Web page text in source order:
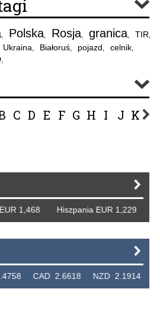
Polska Rosja granica TIR
Ukraina Białoruś pojazd celnik
C D E F G H I J K L
1,468 Hiszpania EUR 1,229 WB
CAD 2.6618 NZD 2.1914